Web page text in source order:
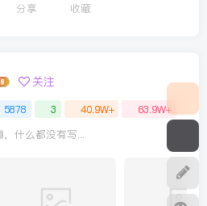
分享 收藏
关注
5878 3 40.9W+
63.9W+
什么都没有写...